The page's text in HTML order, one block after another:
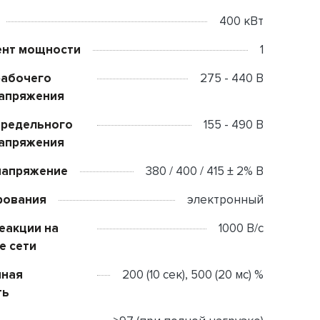
400 кВт
мощности
1
275 - 440 В
155 - 490 В
380 / 400 / 415 ± 2% В
электронный
на
сети
1000 В/с
200 (10 сек), 500 (20 мс) %